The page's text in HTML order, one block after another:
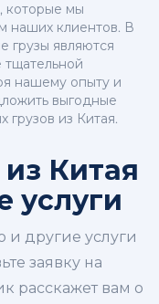
которые мы
наших клиентов. В
грузы являются
нашему опыту и
выгодные
грузов из Китая.
Китая
услуги
и другие услуги
заявку на
расскажет вам о